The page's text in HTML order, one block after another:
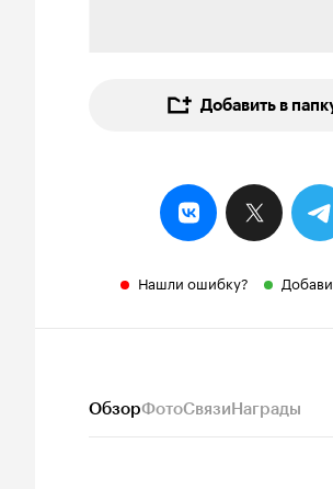
Добавить в
Нашли ошибку?
ОбзорФотоСвязиНаграды